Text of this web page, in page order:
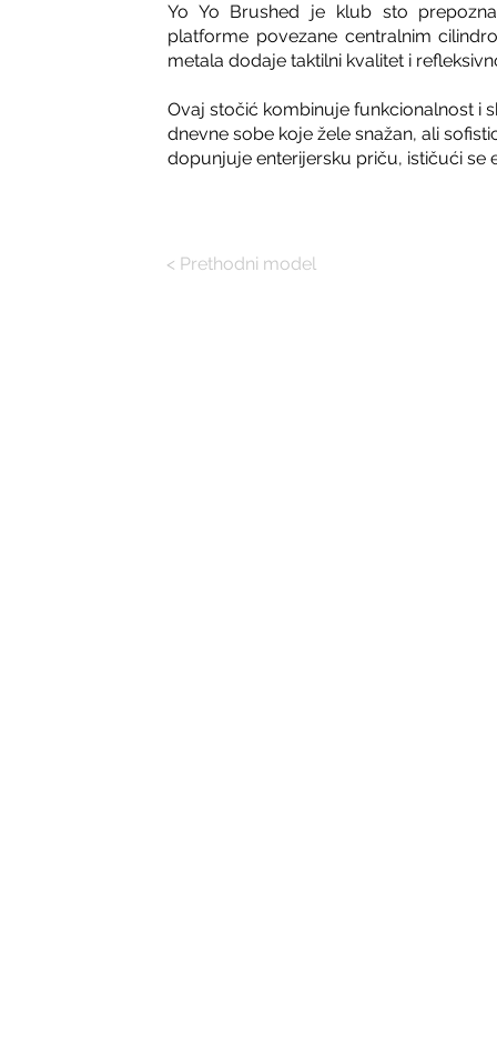
Yo Yo Brushed je klub sto
platforme povezane centralnim
metala dodaje taktilni kvalitet i
Ovaj stočić kombinuje funkcionalnost i
dnevne sobe koje žele snažan, ali
dopunjuje enterijersku priču, ističući se
< Prethodni model